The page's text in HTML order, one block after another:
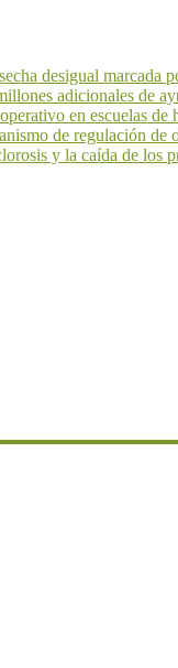
desigual marcada
adicionales de
en escuelas de
de regulación de
y la caída de los